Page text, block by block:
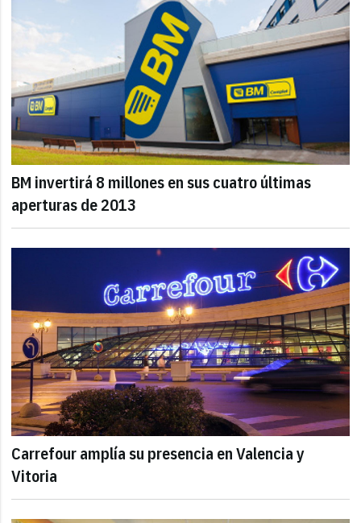
BM invertirá 8 millones en sus cuatro últimas
aperturas de 2013
Carrefour amplía su presencia en Valencia y
Vitoria